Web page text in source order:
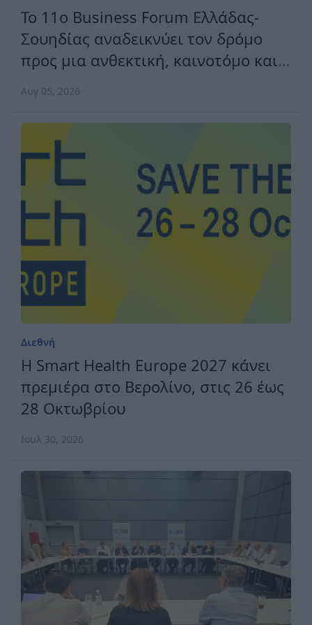
Το 11ο Business Forum Ελλάδας-
Σουηδίας αναδεικνύει τον δρόμο
προς μια ανθεκτική, καινοτόμο και
Αυγ 05, 2026
Διεθνή
H Smart Health Europe 2027 κάνει
πρεμιέρα στο Βερολίνο, στις 26 έως
28 Οκτωβρίου
Ιουλ 30, 2026